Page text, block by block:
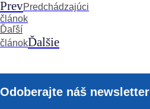
PrevPredchádzajúci
článok
Ďaľší
článokĎalšie
Odoberajte náš newsletter